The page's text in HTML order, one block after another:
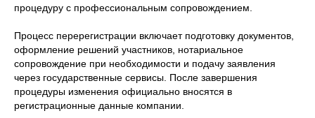
процедуру с профессиональным сопровождением.
Процесс перерегистрации включает подготовку документов,
оформление решений участников, нотариальное
сопровождение при необходимости и подачу заявления
через государственные сервисы. После завершения
процедуры изменения официально вносятся в
регистрационные данные компании.